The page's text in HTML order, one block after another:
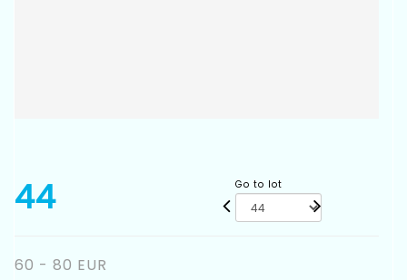
44 Go to lot
60 - 80 EUR